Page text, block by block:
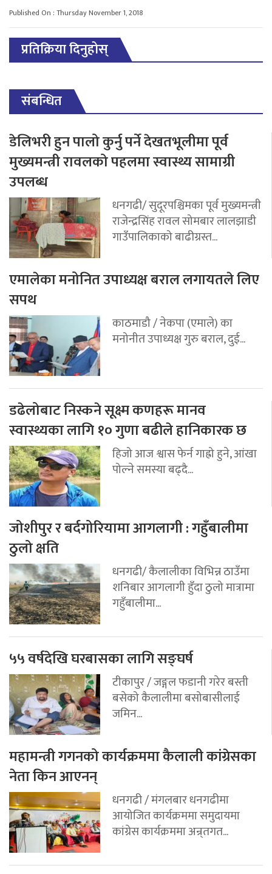
Published On : Thursday November 1, 2018
प्रतिक्रिया दिनुहोस्
संबन्धित
डेलिभरी हुन पालो कुर्नु पर्ने देखतभूलीमा पूर्व
मुख्यमन्त्री रावलको पहलमा स्वास्थ्य सामाग्री
उपलब्ध
धनगढी/ सुदूरपश्चिमका पूर्व मुख्यमन्त्री
राजेन्द्रसिंह रावल सोमबार लालझाडी
गाउँपालिकाको बाढीग्रस्त...
एमालेका मनोनित उपाध्यक्ष बराल लगायतले लिए
सपथ
काठमाडौ / नेकपा (एमाले) का
मनोनीत उपाध्यक्ष गुरु बराल, दुई...
डढेलोबाट निस्कने सूक्ष्म कणहरू मानव
स्वास्थ्यका लागि १० गुणा बढीले हानिकारक छ
हिजो आज श्वास फेर्न गाह्रो हुने, आंखा
पोल्ने समस्या बढ्दै...
जोशीपुर र बर्दगोरियामा आगलागी : गहुँबालीमा
ठुलो क्षति
धनगढी/ कैलालीका विभिन्न ठाउँमा
शनिबार आगलागी हुँदा ठुलो मात्रामा
गहुँबालीमा...
५५ वर्षदेखि घरबासका लागि सङ्घर्ष
टीकापुर / जङ्गल फडानी गरेर बस्ती
बसेको कैलालीमा बसोबासीलाई
जमिन...
महामन्त्री गगनको कार्यक्रममा कैलाली कांग्रेसका
नेता किन आएनन्
धनगढी / मंगलबार धनगढीमा
आयोजित कार्यक्रममा समुदायमा
कांग्रेस कार्यक्रममा अन्र्तगत...